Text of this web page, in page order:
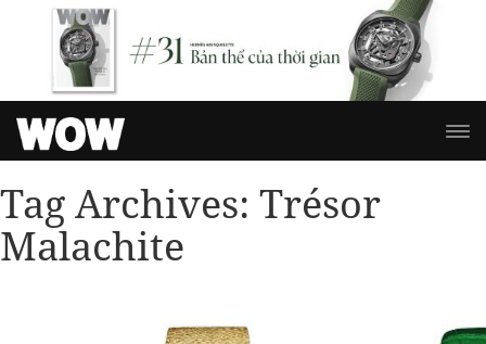
Tag Archives: Trésor
Malachite